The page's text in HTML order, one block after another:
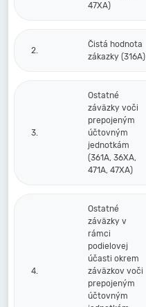
47XA)
2.
Čistá hodnota
zákazky (316A)
3.
Ostatné
záväzky voči
prepojeným
účtovným
jednotkám
(361A, 36XA,
471A, 47XA)
4.
Ostatné
záväzky v
rámci
podielovej
účasti okrem
záväzkov voči
prepojeným
účtovným